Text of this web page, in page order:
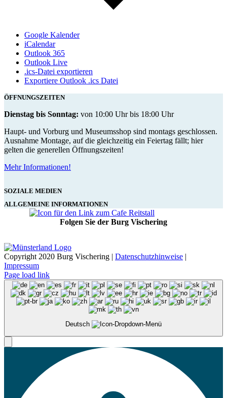
Google Kalender
iCalendar
Outlook 365
Outlook Live
.ics-Datei exportieren
Exportiere Outlook .ics Datei
ÖFFNUNGSZEITEN
Dienstag bis Sonntag: von 10:00 Uhr bis 18:00 Uhr
Haupt- und Vorburg und Museumsshop sind montags geschlossen.
Ausnahme Montage, auf die gleichzeitig ein Feiertag fällt; hier
gelten die generellen Öffnungszeiten!
Mehr Informationen!
SOZIALE MEDIEN
ALLGEMEINE INFORMATIONEN
Folgen Sie der Burg Vischering
Copyright 2020 Burg Vischering | Datenschutzhinweise |
Impressum
Page load link
Deutsch